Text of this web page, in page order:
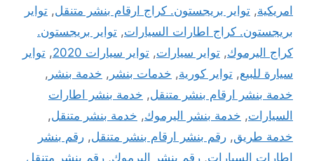
امريكية, تواير بريجستون. كراج ارقام بنشر متنقل, تواير
بريجستون. كراج اطارات السيارات, تواير بريجستون.
كراج اليرموك, تواير سيارات, تواير سيارات 2020 , تواير
سيارة للبيع, تواير كورية, خدمات بنشر , خدمة بنشر ,
خدمة بنشر ارقام بنشر متنقل, خدمة بنشر اطارات
السيارات, خدمة بنشر اليرموك, خدمة بنشر متنقل,
خدمة طريق, رقم بنشر ارقام بنشر متنقل, رقم بنشر
اطارات السيارات, رقم بنشر اليرموك, رقم بنشر متنقل